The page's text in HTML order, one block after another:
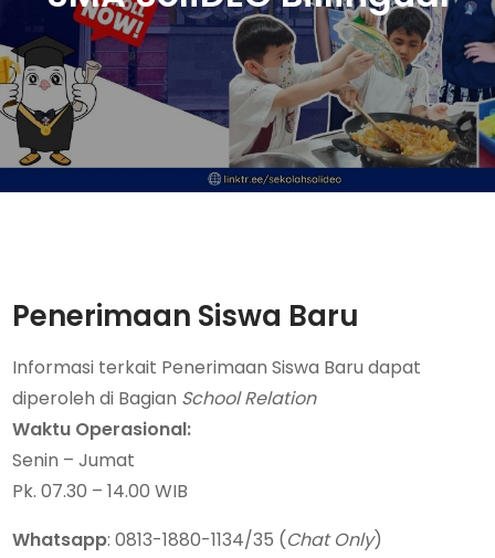
Penerimaan Siswa Baru
Informasi terkait Penerimaan Siswa Baru dapat
diperoleh di Bagian School Relation
Waktu Operasional:
Senin – Jumat
Pk. 07.30 – 14.00 WIB
Whatsapp: 0813-1880-1134/35 (Chat Only)